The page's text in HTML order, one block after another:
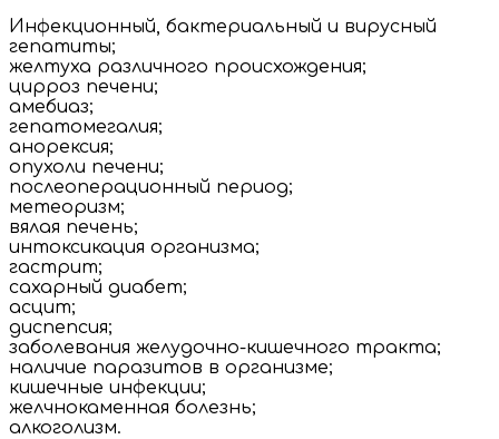
Инфекционный, бактериальный и вирусный
гепатиты;
желтуха различного происхождения;
цирроз печени;
амебиаз;
гепатомегалия;
анорексия;
опухоли печени;
послеоперационный период;
метеоризм;
вялая печень;
интоксикация организма;
гастрит;
сахарный диабет;
асцит;
диспепсия;
заболевания желудочно-кишечного тракта;
наличие паразитов в организме;
кишечные инфекции;
желчнокаменная болезнь;
алкоголизм.